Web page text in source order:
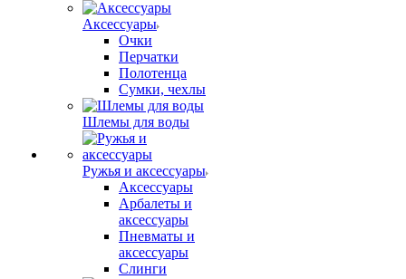
Аксессуары
Очки
Перчатки
Полотенца
Сумки, чехлы
Шлемы для воды
Ружья и аксессуары
Аксессуары
Арбалеты и
аксессуары
Пневматы и
аксессуары
Слинги